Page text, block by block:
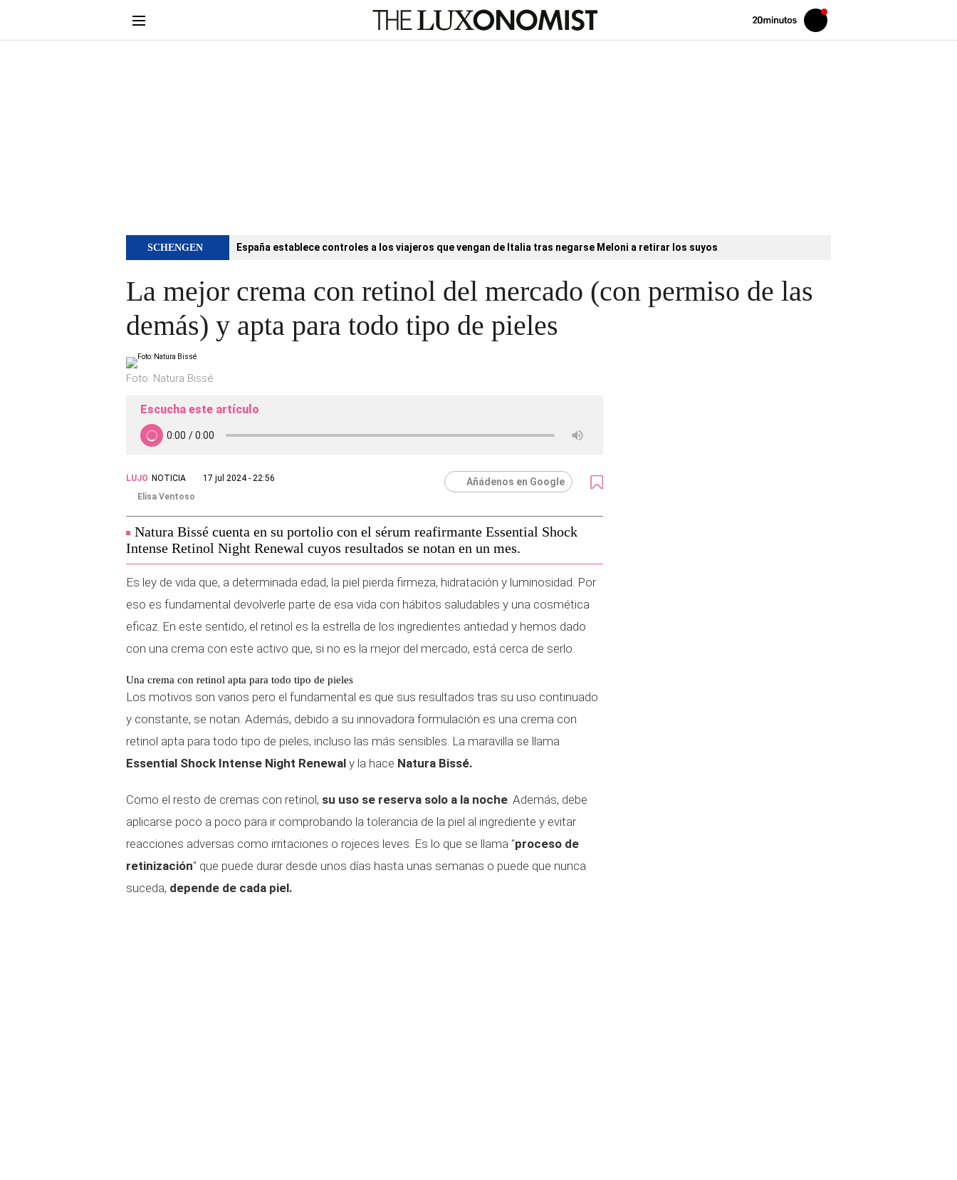
Volver
Iniciar
sesión
SCHENGEN España establece controles a los viajeros que vengan de Italia tras negarse Meloni a retirar los suyos
La mejor crema con retinol del mercado (con permiso de las
demás) y apta para todo tipo de pieles
Foto: Natura Bissé
Escucha este artículo
LUJO NOTICIA
17 jul 2024 - 22:56
Elisa Ventoso
Añádenos en Google
Natura Bissé cuenta en su portolio con el sérum reafirmante Essential Shock
Intense Retinol Night Renewal cuyos resultados se notan en un mes.
Es ley de vida que, a determinada edad, la piel pierda firmeza, hidratación y luminosidad. Por
eso es fundamental devolverle parte de esa vida con hábitos saludables y una cosmética
eficaz. En este sentido, el retinol es la estrella de los ingredientes antiedad y hemos dado
con una crema con este activo que, si no es la mejor del mercado, está cerca de serlo.
Una crema con retinol apta para todo tipo de pieles
Los motivos son varios pero el fundamental es que sus resultados tras su uso continuado
y constante, se notan. Además, debido a su innovadora formulación es una crema con
retinol apta para todo tipo de pieles, incluso las más sensibles. La maravilla se llama
Essential Shock Intense Night Renewal y la hace Natura Bissé.
Como el resto de cremas con retinol, su uso se reserva solo a la noche. Además, debe
aplicarse poco a poco para ir comprobando la tolerancia de la piel al ingrediente y evitar
reacciones adversas como irritaciones o rojeces leves. Es lo que se llama "proceso de
retinización" que puede durar desde unos días hasta unas semanas o puede que nunca
suceda, depende de cada piel.